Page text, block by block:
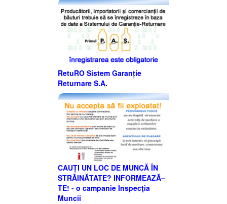
RetuRO Sistem Garanție
Returnare S.A.
CAUȚI UN LOC DE MUNCĂ ÎN
STRĂINĂTATE? INFORMEAZĂ–
TE! - o campanie Inspecţia
Muncii